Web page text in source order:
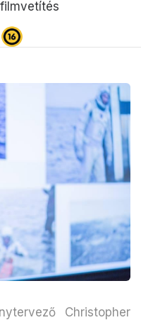
Christopher